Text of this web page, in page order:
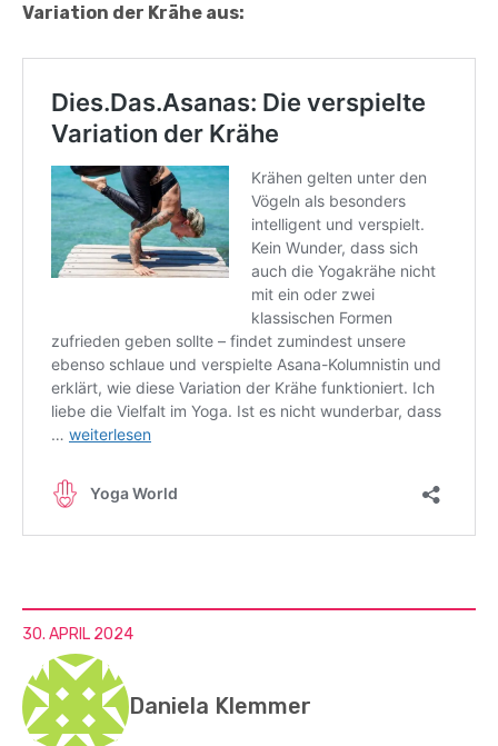
Variation der Krähe aus:
30. APRIL 2024
Daniela Klemmer